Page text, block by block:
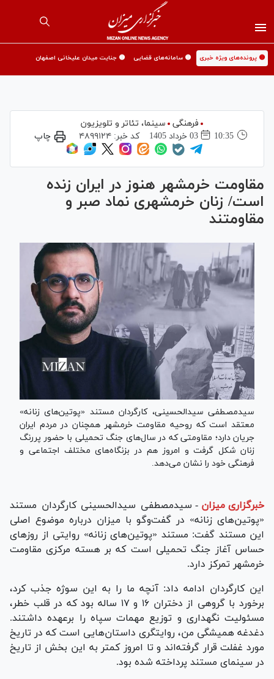
🟡 پرونده‌های ویژه خبری 🟡 سامانه‌های قضایی 🟡 جنایت میدان علیخانی اصفهان
فرهنگی
سینما،‌ تئاتر و تلویزیون
10:35
03 خرداد 1405 کد خبر: ۴۸۹۹۱۲۴ چاپ
مقاومت خرمشهر هنوز در ایران زنده‌
است/ زنان خرمشهری نماد صبر و
مقاومتند
سیدمصطفی سیدالحسینی، کارگردان مستند «پوتین‌های زنانه»
معتقد است که روحیه مقاومت خرمشهر همچنان در مردم ایران
جریان دارد؛ مقاومتی که در سال‌های جنگ تحمیلی با حضور پررنگ
زنان شکل گرفت و امروز هم در بزنگاه‌های مختلف اجتماعی و
فرهنگی خود را نشان می‌دهد.
خبرگزاری میزان - سیدمصطفی سیدالحسینی کارگردان مستند
«پوتین‌های زنانه» در گفت‌وگو با میزان درباره موضوع اصلی
این مستند گفت: مستند «پوتین‌های زنانه» روایتی از روزهای
حساس آغاز جنگ تحمیلی است که بر هسته مرکزی مقاومت
خرمشهر تمرکز دارد.
این کارگردان ادامه داد: آنچه ما را به این سوژه جذب کرد،
برخورد با گروهی از دختران ۱۶ و ۱۷ ساله بود که در قلب خطر،
مسئولیت نگهداری و توزیع مهمات سپاه را برعهده داشتند.
دغدغه همیشگی من، روایتگری داستان‌هایی است که در تاریخ
مورد غفلت قرار گرفته‌اند و تا امروز کمتر به این بخش از تاریخ
در سینمای مستند پرداخته شده بود.